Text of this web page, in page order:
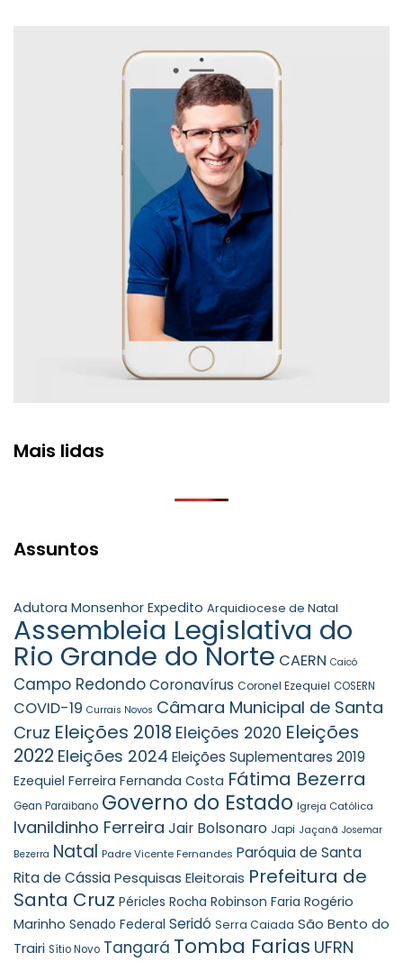
Mais lidas
Assuntos
Adutora Monsenhor Expedito Arquidiocese de Natal
Assembleia Legislativa do
Rio Grande do Norte CAERN Caicó
Campo RedondoCoronavírus Coronel Ezequiel COSERN
COVID-19 Currais Novos Câmara Municipal de Santa
Cruz Eleições 2018 Eleições 2020 Eleições
2022 Eleições 2024 Eleições Suplementares 2019
Ezequiel Ferreira Fernanda Costa Fátima Bezerra
Gean Paraibano Governo do Estado Igreja Católica
Ivanildinho Ferreira Jair Bolsonaro Japi Jaçanã Josemar
Bezerra Natal Padre Vicente Fernandes Paróquia de Santa
Rita de CássiaPesquisas Eleitorais Prefeitura de
Santa Cruz Péricles Rocha Robinson Faria Rogério
Marinho Senado Federal Seridó Serra Caiada São Bento do
Trairi Sítio Novo Tangará Tomba Farias UFRN